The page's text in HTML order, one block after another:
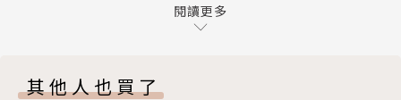
黃易（1952－2017）
第十三章 一盤生意
閱讀更多
其他人也買了